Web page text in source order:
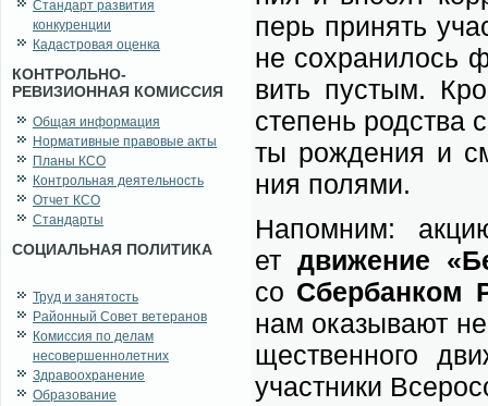
Стандарт развития
конкуренции
Кадастровая оценка
КОНТРОЛЬНО-
РЕВИЗИОННАЯ КОМИССИЯ
Общая информация
Нормативные правовые акты
Планы КСО
Контрольная деятельность
Отчет КСО
Стандарты
СОЦИАЛЬНАЯ ПОЛИТИКА
Труд и занятость
Районный Совет ветеранов
Комиссия по делам
несовершеннолетних
Здравоохранение
Образование
перь при­нять
не со­хра­ни­лось
вить пу­стым.
сте­пень род­ства
ты рож­де­ния и
ния по­ля­ми.
На­пом­ним:
ет дви­же­ние
со Сбер­бан­ком
нам ока­зы­ва­ют
ще­ствен­но­го
участ­ни­ки